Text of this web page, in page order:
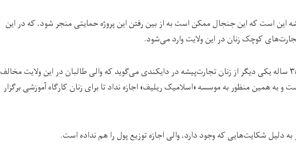
این است که این جنجال ممکن است به از بین رفتن این پروژه حمایتی منجر شود، که در این
کوچک زنان در این ولایت وارد می‌شود.
امارحیمه ( مستعار) ۳۵ ساله یکی دیگر از زنان تجارت‌پیشه در دایکندی می‌گوید که والی طالبان در این ولایت مخالف
به همین منظور به موسسه «اسلامیک ریلیف» اجازه نداد تا برای زنان کارگاه آموزشی برگزار
دلیل شکایت‌هایی که وجود دارد، والی اجازه توزیع پول را هم نداده است.